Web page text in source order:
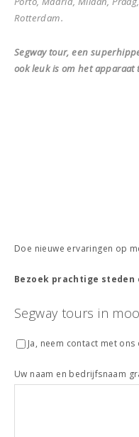
Rotterdam.
Segway tour, een
ook leuk is om het apparaat
Doe nieuwe ervaringen op
Bezoek prachtige
Segway tours in
Ja, neem contact met
Uw naam en bedrijfsnaam